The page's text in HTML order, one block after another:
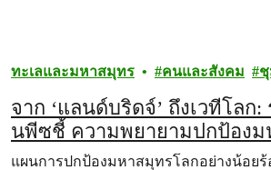
ทะเลและมหาสมุทร คนและสังคม
จาก ‘แลนด์บริดจ์’ ถึงเวทีโลก:
นพีซชี้ ความพยายามปกป้องม
ส่อล่ม หากไม่คำนึงถึงสิทธิมนุ
แผนการปกป้องมหาสมุทรโลกอย่างน้อยร้